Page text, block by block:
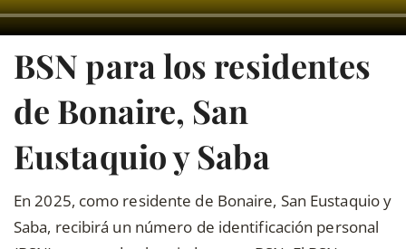
BSN para los residentes
de Bonaire, San
Eustaquio y Saba
En 2025, como residente de Bonaire, San Eustaquio y
Saba, recibirá un número de identificación personal